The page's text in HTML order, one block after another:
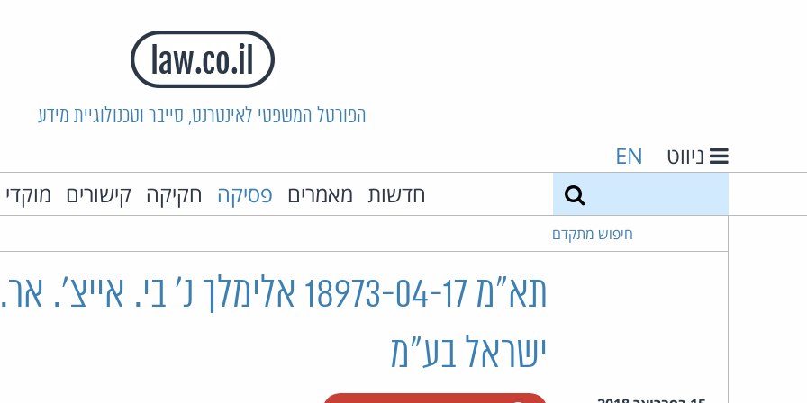
הפורטל המשפטי לאינטרנט, סייבר וטכנולוגיית מידע
ניווט EN
חדשות מאמרים פסיקה חקיקה קישורים
חיפוש מתקדם
תא"מ 18973-04-17 אלימלך נ' בי.
ישראל בע"מ